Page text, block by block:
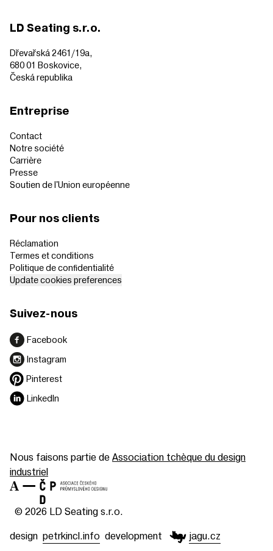
LD Seating s.r.o.
Dřevařská 2461/19a,
680 01 Boskovice,
Česká republika
Entreprise
Contact
Notre société
Carrière
Presse
Soutien de l'Union européenne
Pour nos clients
Réclamation
Termes et conditions
Politique de confidentialité
Update cookies preferences
Suivez-nous
Facebook
Instagram
Pinterest
LinkedIn
Nous faisons partie deAssociation tchèque du design
industriel
© 2026 LD Seating s.r.o.
design petrkincl.info development jagu.cz